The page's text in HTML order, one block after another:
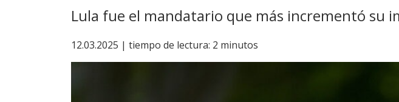
Lula fue el mandatario que más incrementó su
12.03.2025 | tiempo de lectura: 2 minutos